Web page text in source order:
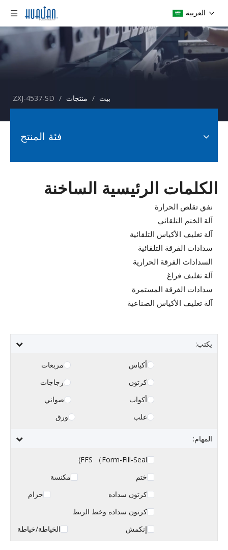
العربية
بيت / منتجات /
ZXJ-4537-SD
فئة المنتج
الكلمات الرئيسية الساخنة
نفق تقلص الحرارة
آلة الختم التلقائي
آلة تغليف الأكياس التلقائية
سدادات الفرقة التلقائية
السدادات الفرقة الحرارية
آلة تغليف فراغ
سدادات الفرقة المستمرة
آلة تغليف الأكياس الصناعية
يكتب:
أكياس
مربعات
كرتون
زجاجات
أكواب
صواني
علب
ورق
المهام:
FFS （Form-Fill-Seal)
ختم
مكنسة
كرتون سداده
حزام
كرتون سداده وخط الربط
إنكمش
الخياطة/خياطة